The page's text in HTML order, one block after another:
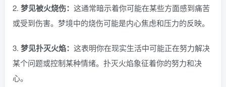
2. 梦见被火烧伤： 这通常暗示着你可能在某些方面感到痛苦
或受到伤害。梦境中的烧伤可能是内心焦虑和压力的反映。
3. 梦见扑灭火焰： 这表明你在现实生活中可能正在努力解决
某个问题或控制某种情绪。扑灭火焰象征着你的努力和决
心。